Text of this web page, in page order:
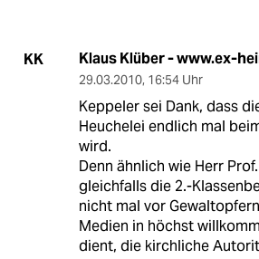
KK Klaus Klüber - www.ex-
29.03.2010, 16:54 Uhr
Keppeler sei Dank, dass
Heuchelei endlich mal
wird.
Denn ähnlich wie Herr
gleichfalls die 2.-
nicht mal vor
Medien in höchst
dient, die kirchliche